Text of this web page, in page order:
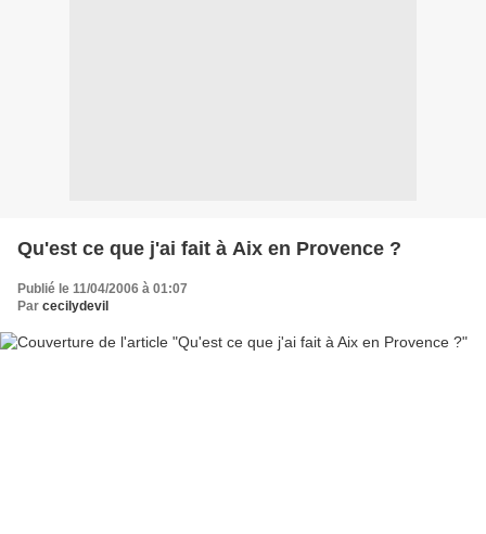
Qu'est ce que j'ai fait à Aix en Provence ?
Publié le 11/04/2006 à 01:07
Par cecilydevil